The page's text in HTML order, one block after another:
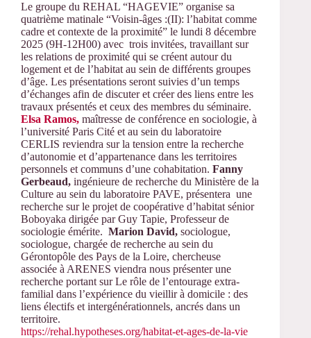
Le groupe du REHAL “HAGEVIE” organise sa
quatrième matinale “Voisin-âges :(II): l’habitat comme
cadre et contexte de la proximité” le lundi 8 décembre
2025 (9H-12H00) avec trois invitées, travaillant sur
les relations de proximité qui se créent autour du
logement et de l’habitat au sein de différents groupes
d’âge. Les présentations seront suivies d’un temps
d’échanges afin de discuter et créer des liens entre les
travaux présentés et ceux des membres du séminaire.
Elsa Ramos, maîtresse de conférence en sociologie, à
l’université Paris Cité et au sein du laboratoire
CERLIS reviendra sur la tension entre la recherche
d’autonomie et d’appartenance dans les territoires
personnels et communs d’une cohabitation. Fanny
Gerbeaud, ingénieure de recherche du Ministère de la
Culture au sein du laboratoire PAVE, présentera une
recherche sur le projet de coopérative d’habitat sénior
Boboyaka dirigée par Guy Tapie, Professeur de
sociologie émérite. Marion David, sociologue,
sociologue, chargée de recherche au sein du
Gérontopôle des Pays de la Loire, chercheuse
associée à ARENES viendra nous présenter une
recherche portant sur Le rôle de l’entourage extra-
familial dans l’expérience du vieillir à domicile : des
liens électifs et intergénérationnels, ancrés dans un
territoire.
https://rehal.hypotheses.org/habitat-et-ages-de-la-vie